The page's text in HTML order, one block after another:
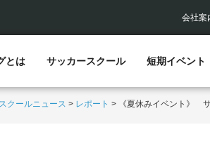
会社案
とは サッカースクール 短期イベント
スクールニュース > レポート > 《夏休みイベント》